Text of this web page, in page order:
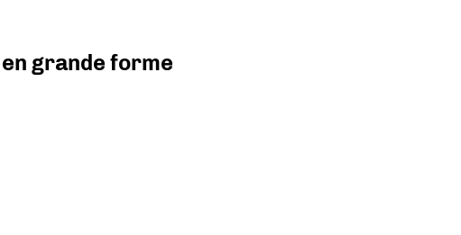
grande forme